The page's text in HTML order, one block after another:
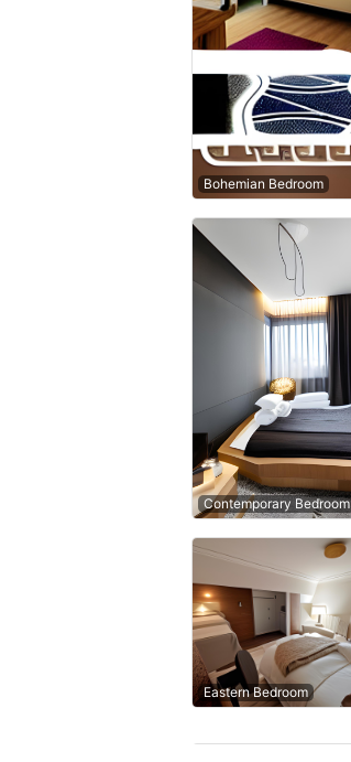
Bohemian Bedroom
Contemporary Bedroom
Eastern Bedroom